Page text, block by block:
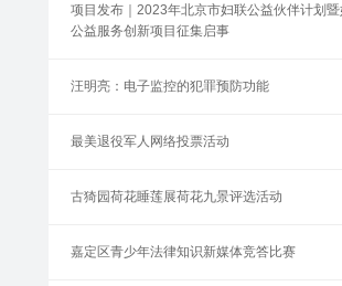
项目发布｜2023年北京市妇联公益伙伴计划
公益服务创新项目征集启事
汪明亮：电子监控的犯罪预防功能
最美退役军人网络投票活动
古猗园荷花睡莲展荷花九景评选活动
嘉定区青少年法律知识新媒体竞答比赛